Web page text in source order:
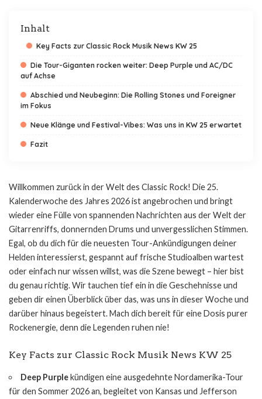
Inhalt
Key Facts zur Classic Rock Musik News KW 25
Die Tour-Giganten rocken weiter: Deep Purple und AC/DC
auf Achse
Abschied und Neubeginn: Die Rolling Stones und Foreigner
im Fokus
Neue Klänge und Festival-Vibes: Was uns in KW 25 erwartet
Fazit
Willkommen zurück in der Welt des Classic Rock! Die 25.
Kalenderwoche des Jahres 2026 ist angebrochen und bringt
wieder eine Fülle von spannenden Nachrichten aus der Welt der
Gitarrenriffs, donnernden Drums und unvergesslichen Stimmen.
Egal, ob du dich für die neuesten Tour-Ankündigungen deiner
Helden interessierst, gespannt auf frische Studioalben wartest
oder einfach nur wissen willst, was die Szene bewegt – hier bist
du genau richtig. Wir tauchen tief ein in die Geschehnisse und
geben dir einen Überblick über das, was uns in dieser Woche und
darüber hinaus begeistert. Mach dich bereit für eine Dosis purer
Rockenergie, denn die Legenden ruhen nie!
Key Facts zur Classic Rock Musik News KW 25
Deep Purplekündigen eine ausgedehnte Nordamerika-Tour
für den Sommer 2026 an, begleitet von Kansas und Jefferson